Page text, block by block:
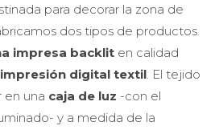
para decorar la zona de
dos tipos de productos.
impresa backlit en calidad
impresión digital textil . El tejido
en una caja de luz -con el
y a medida de la